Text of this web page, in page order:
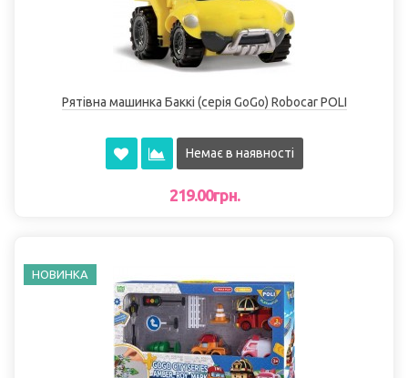
Рятівна машинка Баккі (серія GoGo) Robocar POLI
Немає в наявності
219.00грн.
НОВИНКА